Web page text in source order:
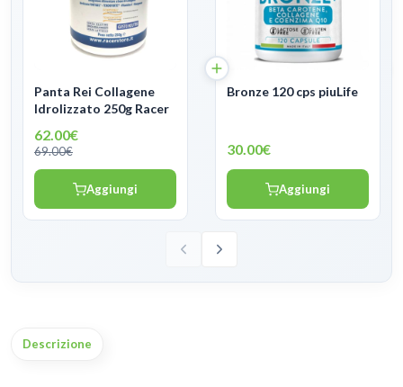
Panta Rei Collagene
Idrolizzato 250g Racer
62.00€
69.00€
Aggiungi
Bronze 120 cps piuLife
30.00€
Aggiungi
Descrizione